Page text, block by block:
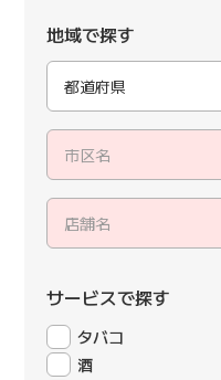
地域で探す
都道府県
市区名
店舗名
サービスで探す
タバコ
酒